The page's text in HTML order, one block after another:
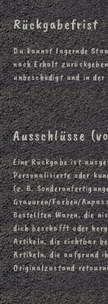
Rückgabefrist
Du kannst lagernde
nach Erhalt
unbeschädigt und in
Ausschlüsse
Eine Rückgabe ist
Personalisierte oder
(z. B.
Gravuren/Farben/
Bestellten Waren, die
dich beschafft oder
Artikeln, die sichtbar
Artikeln, die aufgrund
Originalzustand